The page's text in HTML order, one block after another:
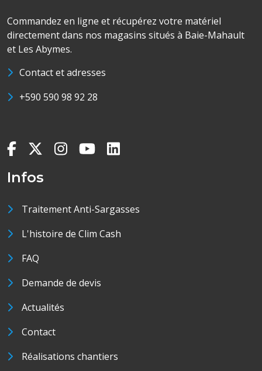
Commandez en ligne et récupérez votre matériel
directement dans nos magasins situés à Baie-Mahault
et Les Abymes.
Contact et adresses
+590 590 98 92 28
Infos
Traitement Anti-Sargasses
L'histoire de Clim Cash
FAQ
Demande de devis
Actualités
Contact
Réalisations chantiers